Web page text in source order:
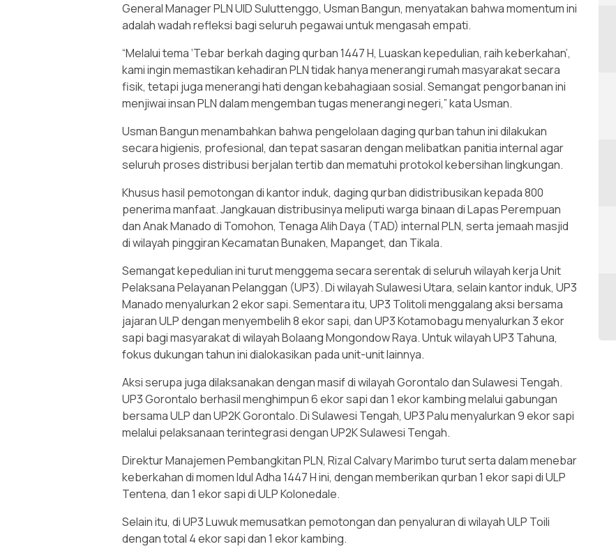
General Manager PLN UID Suluttenggo, Usman Bangun, menyatakan bahwa momentum ini
adalah wadah refleksi bagi seluruh pegawai untuk mengasah empati.
“Melalui tema ‘Tebar berkah daging qurban 1447 H, Luaskan kepedulian, raih keberkahan’,
kami ingin memastikan kehadiran PLN tidak hanya menerangi rumah masyarakat secara
fisik, tetapi juga menerangi hati dengan kebahagiaan sosial. Semangat pengorbanan ini
menjiwai insan PLN dalam mengemban tugas menerangi negeri,” kata Usman.
Usman Bangun menambahkan bahwa pengelolaan daging qurban tahun ini dilakukan
secara higienis, profesional, dan tepat sasaran dengan melibatkan panitia internal agar
seluruh proses distribusi berjalan tertib dan mematuhi protokol kebersihan lingkungan.
Khusus hasil pemotongan di kantor induk, daging qurban didistribusikan kepada 800
penerima manfaat. Jangkauan distribusinya meliputi warga binaan di Lapas Perempuan
dan Anak Manado di Tomohon, Tenaga Alih Daya (TAD) internal PLN, serta jemaah masjid
di wilayah pinggiran Kecamatan Bunaken, Mapanget, dan Tikala.
Semangat kepedulian ini turut menggema secara serentak di seluruh wilayah kerja Unit
Pelaksana Pelayanan Pelanggan (UP3). Di wilayah Sulawesi Utara, selain kantor induk, UP3
Manado menyalurkan 2 ekor sapi. Sementara itu, UP3 Tolitoli menggalang aksi bersama
jajaran ULP dengan menyembelih 8 ekor sapi, dan UP3 Kotamobagu menyalurkan 3 ekor
sapi bagi masyarakat di wilayah Bolaang Mongondow Raya. Untuk wilayah UP3 Tahuna,
fokus dukungan tahun ini dialokasikan pada unit-unit lainnya.
Aksi serupa juga dilaksanakan dengan masif di wilayah Gorontalo dan Sulawesi Tengah.
UP3 Gorontalo berhasil menghimpun 6 ekor sapi dan 1 ekor kambing melalui gabungan
bersama ULP dan UP2K Gorontalo. Di Sulawesi Tengah, UP3 Palu menyalurkan 9 ekor sapi
melalui pelaksanaan terintegrasi dengan UP2K Sulawesi Tengah.
Direktur Manajemen Pembangkitan PLN, Rizal Calvary Marimbo turut serta dalam menebar
keberkahan di momen Idul Adha 1447 H ini, dengan memberikan qurban 1 ekor sapi di ULP
Tentena, dan 1 ekor sapi di ULP Kolonedale.
Selain itu, di UP3 Luwuk memusatkan pemotongan dan penyaluran di wilayah ULP Toili
dengan total 4 ekor sapi dan 1 ekor kambing.